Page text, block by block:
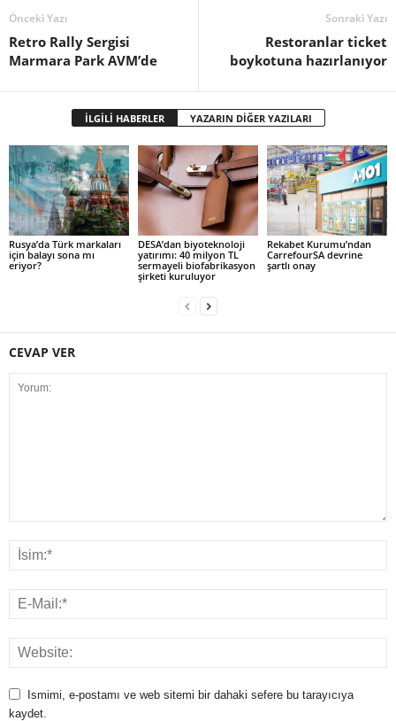
Önceki Yazı
Retro Rally Sergisi
Marmara Park AVM’de
Sonraki Yazı
Restoranlar ticket
boykotuna hazırlanıyor
İLGİLİ HABERLER YAZARIN DİĞER YAZILARI
Rusya’da Türk markaları
için balayı sona mı
eriyor?
DESA’dan biyoteknoloji
yatırımı: 40 milyon TL
sermayeli biofabrikasyon
şirketi kuruluyor
Rekabet Kurumu’ndan
CarrefourSA devrine
şartlı onay
CEVAP VER
Ismimi, e-postamı ve web sitemi bir dahaki sefere bu tarayıcıya
kaydet.